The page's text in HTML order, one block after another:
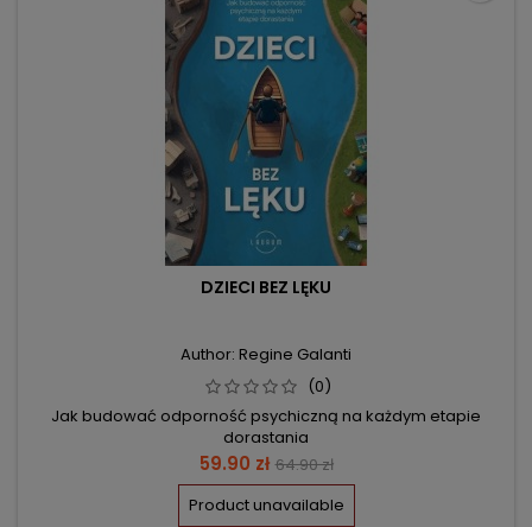
DZIECI BEZ LĘKU
Author: Regine Galanti
(0)
Jak budować odporność psychiczną na każdym etapie
dorastania
Price
59.90 zł Regular
price
64.90 zł
Product unavailable